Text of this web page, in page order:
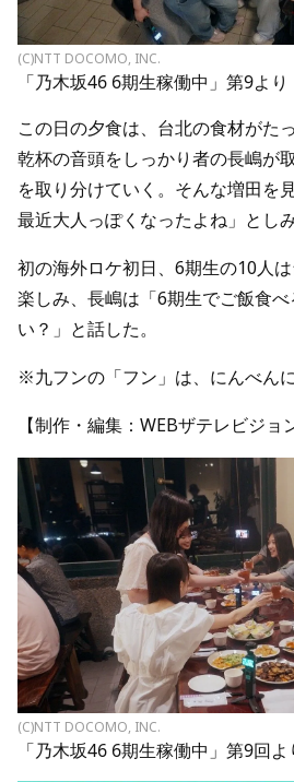
(C)NTT DOCOMO, INC.
「乃木坂46 6期生稼働中」第9より
この日の夕食は、台北の食材がた
乾杯の音頭をしっかり者の長嶋が
を取り分けていく。そんな増田を
最近大人っぽくなったよね」としみ
初の海外ロケ初日、6期生の10人
楽しみ、長嶋は「6期生でご飯食
い？」と話した。
※九フンの「フン」は、にんべん
【制作・編集：WEBザテレビジョ
(C)NTT DOCOMO, INC.
「乃木坂46 6期生稼働中」第9回よ